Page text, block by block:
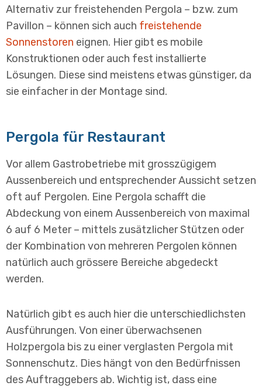
Alternativ zur freistehenden Pergola – bzw. zum
Pavillon – können sich auch freistehende
Sonnenstoren eignen. Hier gibt es mobile
Konstruktionen oder auch fest installierte
Lösungen. Diese sind meistens etwas günstiger, da
sie einfacher in der Montage sind.
Pergola für Restaurant
Vor allem Gastrobetriebe mit grosszügigem
Aussenbereich und entsprechender Aussicht setzen
oft auf Pergolen. Eine Pergola schafft die
Abdeckung von einem Aussenbereich von maximal
6 auf 6 Meter – mittels zusätzlicher Stützen oder
der Kombination von mehreren Pergolen können
natürlich auch grössere Bereiche abgedeckt
werden.
Natürlich gibt es auch hier die unterschiedlichsten
Ausführungen. Von einer überwachsenen
Holzpergola bis zu einer verglasten Pergola mit
Sonnenschutz. Dies hängt von den Bedürfnissen
des Auftraggebers ab. Wichtig ist, dass eine